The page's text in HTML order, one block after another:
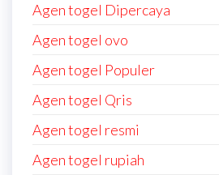
Agen togel Dipercaya
Agen togel ovo
Agen togel Populer
Agen togel Qris
Agen togel resmi
Agen togel rupiah